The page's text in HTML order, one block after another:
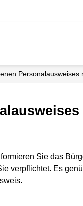
Personalausweises
Sie das
verpflichtet. Es